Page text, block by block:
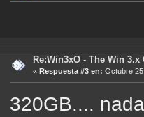
Re:Win3xO - The Win
« Respuesta #3 en: Octubre
320GB....